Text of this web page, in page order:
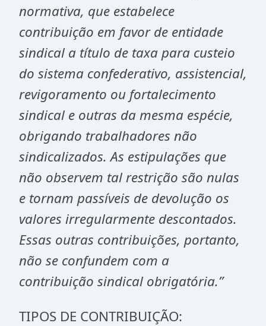
normativa, que estabelece
contribuição em favor de entidade
sindical a título de taxa para custeio
do sistema confederativo, assistencial,
revigoramento ou fortalecimento
sindical e outras da mesma espécie,
obrigando trabalhadores não
sindicalizados. As estipulações que
não observem tal restrição são nulas
e tornam passíveis de devolução os
valores irregularmente descontados.
Essas outras contribuições, portanto,
não se confundem com a
contribuição sindical obrigatória.”
TIPOS DE CONTRIBUIÇÃO: